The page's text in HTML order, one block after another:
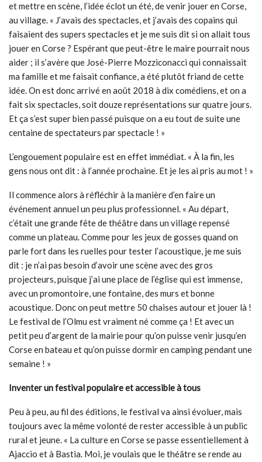
et mettre en scène, l’idée éclot un été, de venir jouer en Corse,
au village. « J’avais des spectacles, et j’avais des copains qui
faisaient des supers spectacles et je me suis dit si on allait tous
jouer en Corse ? Espérant que peut-être le maire pourrait nous
aider ; il s’avère que José-Pierre Mozziconacci qui connaissait
ma famille et me faisait confiance, a été plutôt friand de cette
idée. On est donc arrivé en août 2018 à dix comédiens, et on a
fait six spectacles, soit douze représentations sur quatre jours.
Et ça s’est super bien passé puisque on a eu tout de suite une
centaine de spectateurs par spectacle ! »
L’engouement populaire est en effet immédiat. « À la fin, les
gens nous ont dit : à l’année prochaine. Et je les ai pris au mot ! »
Il commence alors à réfléchir à la manière d’en faire un
événement annuel un peu plus professionnel. « Au départ,
c’était une grande fête de théâtre dans un village repensé
comme un plateau. Comme pour les jeux de gosses quand on
parle fort dans les ruelles pour tester l’acoustique, je me suis
dit : je n’ai pas besoin d’avoir une scène avec des gros
projecteurs, puisque j’ai une place de l’église qui est immense,
avec un promontoire, une fontaine, des murs et bonne
acoustique. Donc on peut mettre 50 chaises autour et jouer là !
Le festival de l’Olmu est vraiment né comme ça ! Et avec un
petit peu d’argent de la mairie pour qu’on puisse venir jusqu’en
Corse en bateau et qu’on puisse dormir en camping pendant une
semaine ! »
Inventer un festival populaire et accessible à tous
Peu à peu, au fil des éditions, le festival va ainsi évoluer, mais
toujours avec la même volonté de rester accessible à un public
rural et jeune. « La culture en Corse se passe essentiellement à
Ajaccio et à Bastia. Moi, je voulais que le théâtre se rende au